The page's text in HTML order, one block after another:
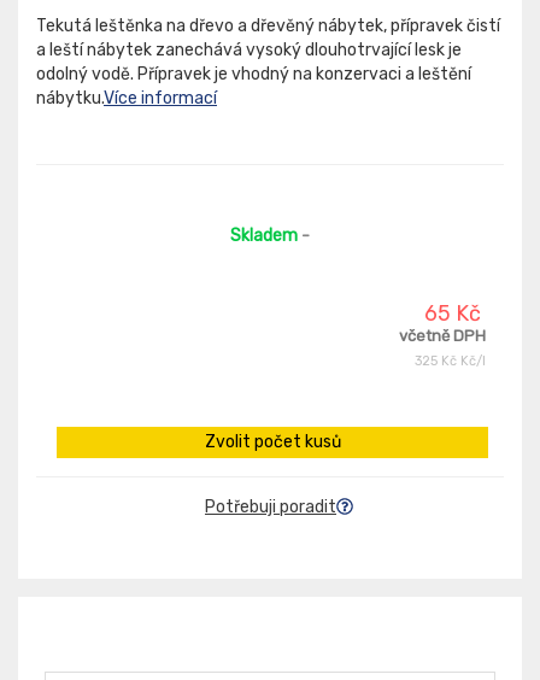
Tekutá leštěnka na dřevo a dřevěný nábytek, přípravek čistí
a leští nábytek zanechává vysoký dlouhotrvající lesk je
odolný vodě. Přípravek je vhodný na konzervaci a leštění
nábytku.Více informací
Skladem -
65 Kč
včetně DPH
325 Kč Kč/l
Zvolit počet kusů
Potřebuji poradit